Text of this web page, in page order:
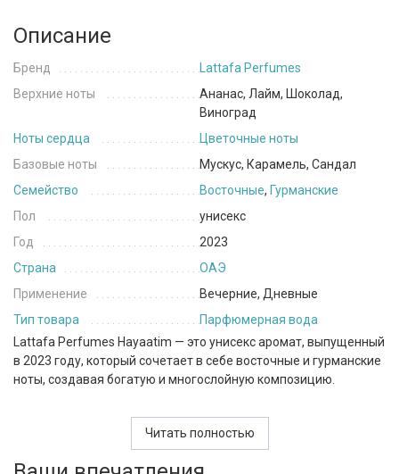
Описание
Бренд
Lattafa Perfumes
Верхние ноты
Ананас, Лайм, Шоколад,
Виноград
Ноты сердца
Цветочные ноты
Базовые ноты
Мускус, Карамель, Сандал
Семейство
Восточные, Гурманские
Пол
унисекс
Год
2023
Страна
ОАЭ
Применение
Вечерние, Дневные
Тип товара
Парфюмерная вода
Lattafa Perfumes Hayaatim — это унисекс аромат, выпущенный
в 2023 году, который сочетает в себе восточные и гурманские
ноты, создавая богатую и многослойную композицию.
ананаса и лайма, которые придают композиции свежесть и
экзотическую сладость. Ноты шоколада и винограда
добавляют глубокие и сладкие оттенки, создавая ощущение
Читать полностью